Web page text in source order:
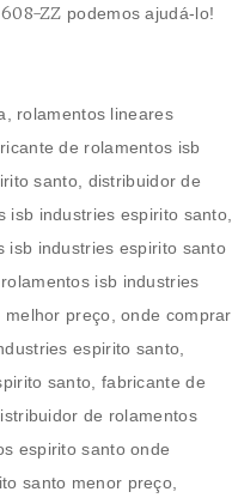
608-ZZ podemos ajudá-lo!
, rolamentos lineares
de rolamentos isb
santo, distribuidor de
industries espirito santo,
isb industries espirito santo
isb industries
preço, onde comprar
espirito santo,
santo, fabricante de
de rolamentos
espirito santo onde
santo menor preço,